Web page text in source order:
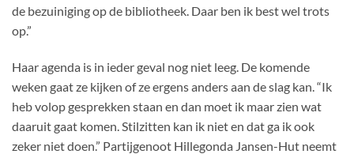
de bezuiniging op de bibliotheek. Daar ben ik best wel trots
op.”
Haar agenda is in ieder geval nog niet leeg. De komende
weken gaat ze kijken of ze ergens anders aan de slag kan. “Ik
heb volop gesprekken staan en dan moet ik maar zien wat
daaruit gaat komen. Stilzitten kan ik niet en dat ga ik ook
zeker niet doen.” Partijgenoot Hillegonda Jansen-Hut neemt